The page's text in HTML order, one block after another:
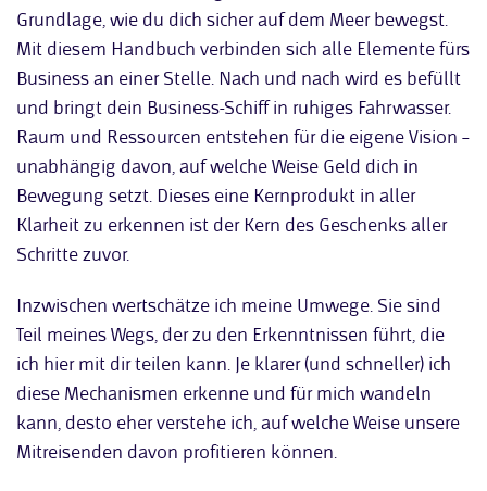
Grundlage, wie du dich sicher auf dem Meer bewegst.
Mit diesem Handbuch verbinden sich alle Elemente fürs
Business an einer Stelle. Nach und nach wird es befüllt
und bringt dein Business-Schiff in ruhiges Fahrwasser.
Raum und Ressourcen entstehen für die eigene Vision –
unabhängig davon, auf welche Weise Geld dich in
Bewegung setzt. Dieses eine Kernprodukt in aller
Klarheit zu erkennen ist der Kern des Geschenks aller
Schritte zuvor.
Inzwischen wertschätze ich meine Umwege. Sie sind
Teil meines Wegs, der zu den Erkenntnissen führt, die
ich hier mit dir teilen kann. Je klarer (und schneller) ich
diese Mechanismen erkenne und für mich wandeln
kann, desto eher verstehe ich, auf welche Weise unsere
Mitreisenden davon profitieren können.